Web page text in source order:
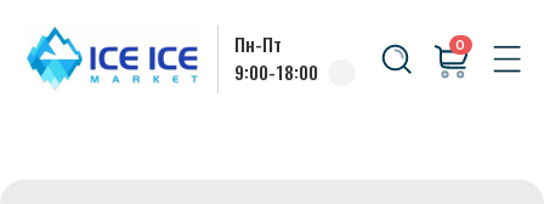
9:00-18:00